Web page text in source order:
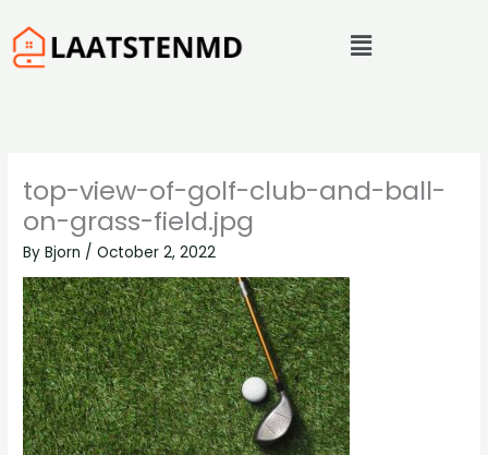
to
content
Menu
top-view-of-golf-club-and-ball-
on-grass-field.jpg
ByBjorn /October 2, 2022